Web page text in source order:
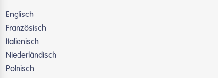
Englisch
Französisch
Italienisch
Niederländisch
Polnisch